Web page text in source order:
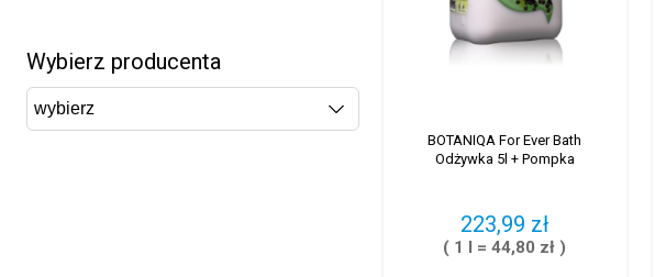
Wybierz producenta
BOTANIQA For Ever Bath
Odżywka 5l + Pompka
223,99 zł
( 1 l = 44,80 zł )